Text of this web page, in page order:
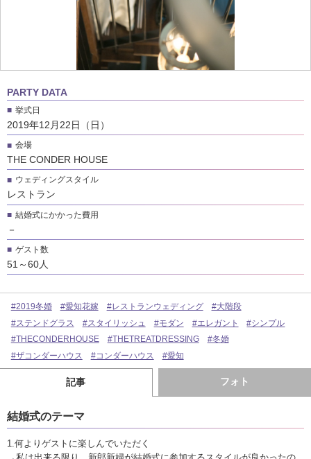
PARTY DATA
挙式日
2019年12月22日（日）
会場
THE CONDER HOUSE
ウェディングスタイル
レストラン
結婚式にかかった費用
－
ゲスト数
51～60人
#2019冬婚 #愛知花嫁 #レストランウェディング
#大階段
#ステンドグラス
#スタイリッシュ #モダン #エレガント
#シンプル
#THECONDERHOUSE
#THETREATDRESSING
#冬婚
#ザコンダーハウス
#コンダーハウス #愛知
記事 フォト
結婚式のテーマ
1.何よりゲストに楽しんでいただく